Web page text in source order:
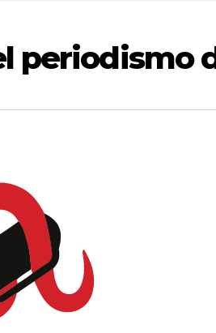
periodismo